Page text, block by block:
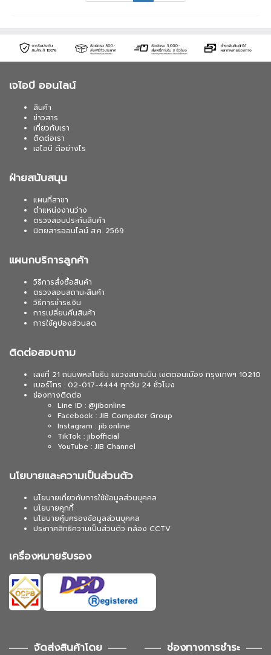
เจไอบี ออนไลน์
สินค้า
ข่าวสาร
เกี่ยวกับเรา
ติดต่อเรา
เจไอบี ดีอย่างไร
ฝ่ายสนับสนุน
แผนที่สาขา
ตำแหน่งงานว่าง
ตรวจสอบประกันสินค้า
นิตยสารออนไลน์ ส.ค. 2569
แผนกบริการลูกค้า
วิธีการสั่งซื้อสินค้า
ตรวจสอบสถานะสินค้า
วิธีการชำระเงิน
การเปลี่ยนคืนสินค้า
การใช้คูปองส่วนลด
ติดต่อสอบถาม
เลขที่ 21 ถนนพหลโยธิน แขวงสนามบิน เขตดอนเมือง กรุงเทพฯ 10210
เบอร์โทร : 02-017-4444 ทุกวัน 24 ชั่วโมง
ช่องทางติดต่อ
Line ID : @jibonline
Facebook : JIB Computer Group
Instagram : jib.online
TikTok : jibofficial
YouTube : JIB Channel
นโยบายและความเป็นส่วนตัว
นโยบายเกี่ยวกับการใช้ข้อมูลส่วนบุคคล
นโยบายคุกกี้
นโยบายคุ้มครองข้อมูลส่วนบุคคล
ประกาศสิทธิความเป็นส่วนตัว กล้อง CCTV
เครื่องหมายรับรอง
จัดส่งสินค้าโดย ช่องทางการชำระ